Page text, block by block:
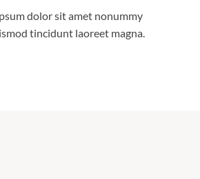
dolor sit amet nonummy
tincidunt laoreet magna.